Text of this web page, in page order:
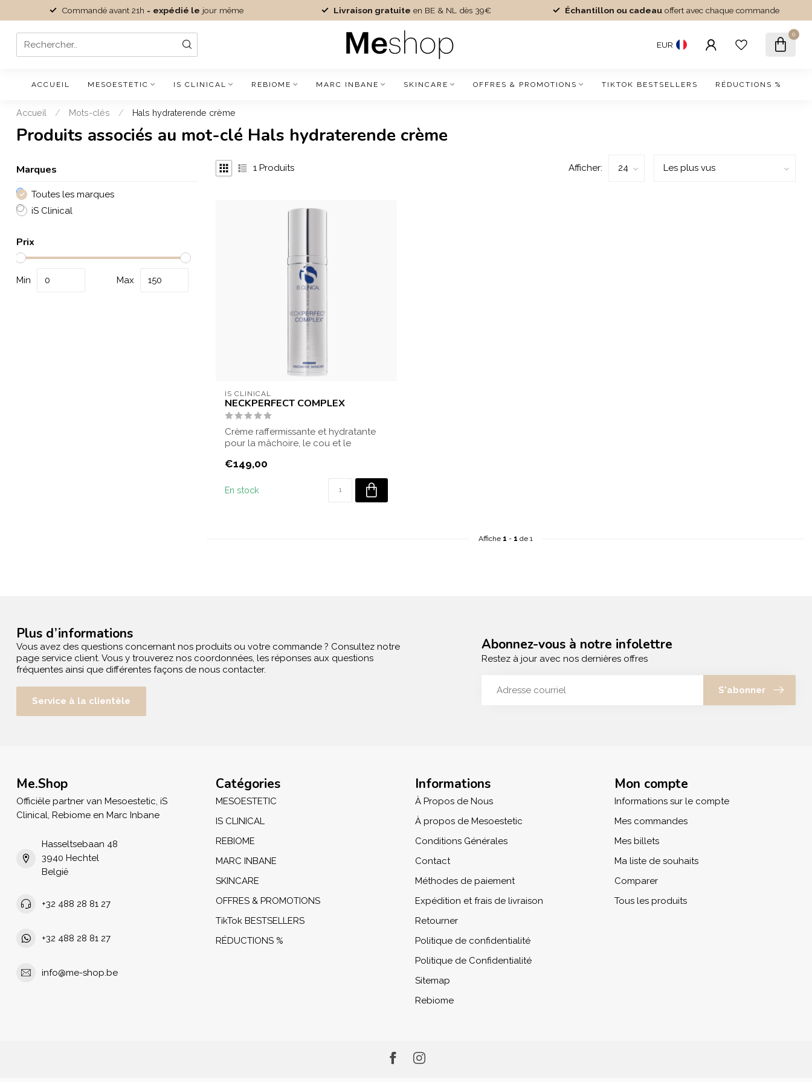
Commandé avant 21h = expédié le jour même Livraison gratuite en BE & NL dès 39€ Échantillon ou cadeauoffert avec chaque commande
EUR
0
ACCUEIL MESOESTETIC IS CLINICAL REBIOME MARC INBANE SKINCARE OFFRES & PROMOTIONS TIKTOK BESTSELLERS RÉDUCTIONS %
Accueil / Mots-clés / Hals hydraterende crème
Produits associés au mot-clé Hals hydraterende crème
Marques
Toutes les marques
iS Clinical
Prix
Min Max
1 Produits Afficher:
IS CLINICAL
NECKPERFECT COMPLEX
Crème raffermissante et hydratante
pour la mâchoire, le cou et le
€149,00
En stock
Affiche 1 - 1 de 1
Plus d’informations
Vous avez des questions concernant nos produits ou votre commande ? Consultez notre
page service client. Vous y trouverez nos coordonnées, les réponses aux questions
fréquentes ainsi que différentes façons de nous contacter.
Service à la clientèle
Abonnez-vous à notre infolettre
Restez à jour avec nos dernières offres
S'abonner
Me.Shop
Officiële partner van Mesoestetic, iS
Clinical, Rebiome en Marc Inbane
Hasseltsebaan 48
3940 Hechtel
België
+32 488 28 81 27
+32 488 28 81 27
info@me-shop.be
Catégories
MESOESTETIC
IS CLINICAL
REBIOME
MARC INBANE
SKINCARE
OFFRES & PROMOTIONS
TikTok BESTSELLERS
RÉDUCTIONS %
Informations
À Propos de Nous
À propos de Mesoestetic
Conditions Générales
Contact
Méthodes de paiement
Expédition et frais de livraison
Retourner
Politique de confidentialité
Politique de Confidentialité
Sitemap
Rebiome
Mon compte
Informations sur le compte
Mes commandes
Mes billets
Ma liste de souhaits
Comparer
Tous les produits